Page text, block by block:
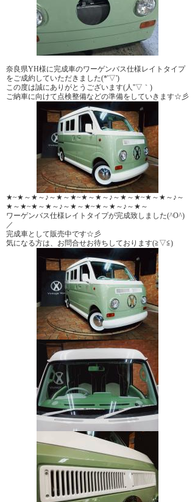
奈良県YH様に完成車のワーゲンバス仕様レイトタイプ
をご成約していただきました(*'▽')
この度は誠にありがとうございます(人''▽｀)
ご納車に向けて点検整備などの準備をしていきます☆彡
★~★～★～♪～★～★~★～★～♪～★～★~★～★～♪～
★～★~★～★～♪～★～★~★～★～♪～★～
ワーゲンバス仕様レイトタイプが完成致しました(^O^)
／
完成車として販売中です☆彡
気になる方は、お問合せお待ちしております(≧▽≦)